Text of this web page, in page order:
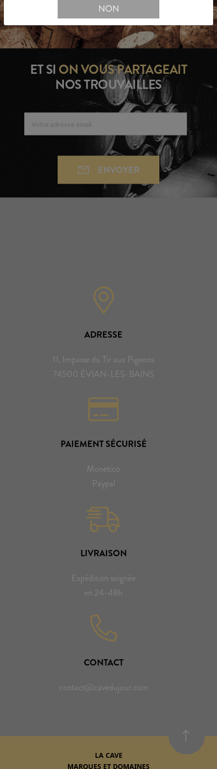
NON
ET SI ON VOUSPARTAGEAIT
NOS TROUVAILLES
ENVOYER
ADRESSE
11, Impasse du Tir aux Pigeons
74500 ÉVIAN-LES-BAINS
PAIEMENT SÉCURISÉ
Monetico
Paypal
LIVRAISON
Expédition soignée
en 24-48h
CONTACT
contact@cavedujour.com
LA CAVE
MARQUES ET DOMAINES